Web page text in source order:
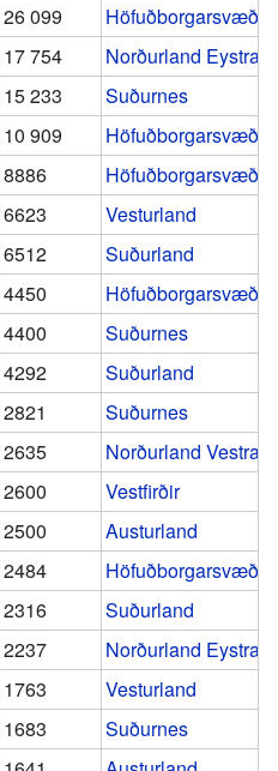
26 099
Höfuðborgarsvæðið
17 754
Norðurland Eystra
15 233
Suðurnes
10 909
Höfuðborgarsvæðið
8886
Höfuðborgarsvæðið
6623
Vesturland
6512
Suðurland
4450
Höfuðborgarsvæðið
4400
Suðurnes
4292
Suðurland
2821
Suðurnes
2635
Norðurland Vestra
2600
Vestfirðir
2500
Austurland
2484
Höfuðborgarsvæðið
2316
Suðurland
2237
Norðurland Eystra
1763
Vesturland
1683
Suðurnes